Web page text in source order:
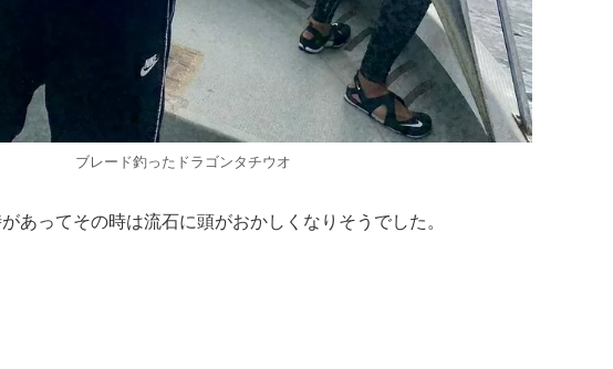
ブレード釣ったドラゴンタチウオ
あってその時は流石に頭がおかしくなりそうでした。